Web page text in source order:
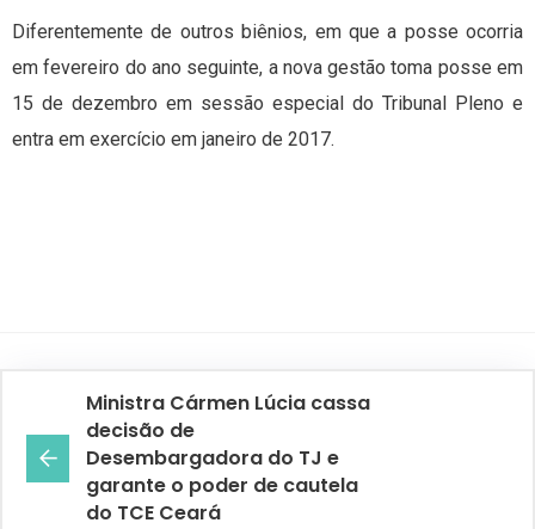
Diferentemente de outros biênios, em que a posse ocorria
em fevereiro do ano seguinte, a nova gestão toma posse em
15 de dezembro em sessão especial do Tribunal Pleno e
entra em exercício em janeiro de 2017.
Ministra Cármen Lúcia cassa
decisão de
Desembargadora do TJ e
garante o poder de cautela
do TCE Ceará